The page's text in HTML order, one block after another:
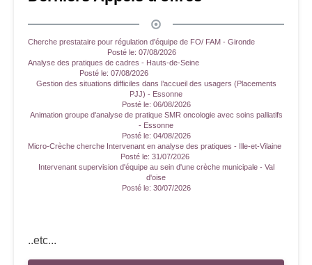
Cherche prestataire pour régulation d'équipe de FO/ FAM - Gironde
Posté le: 07/08/2026
Analyse des pratiques de cadres - Hauts-de-Seine
Posté le: 07/08/2026
Gestion des situations difficiles dans l’accueil des usagers (Placements
PJJ) - Essonne
Posté le: 06/08/2026
Animation groupe d'analyse de pratique SMR oncologie avec soins palliatifs
- Essonne
Posté le: 04/08/2026
Micro-Crèche cherche Intervenant en analyse des pratiques - Ille-et-Vilaine
Posté le: 31/07/2026
Intervenant supervision d'équipe au sein d'une crèche municipale - Val
d'oise
Posté le: 30/07/2026
..etc...